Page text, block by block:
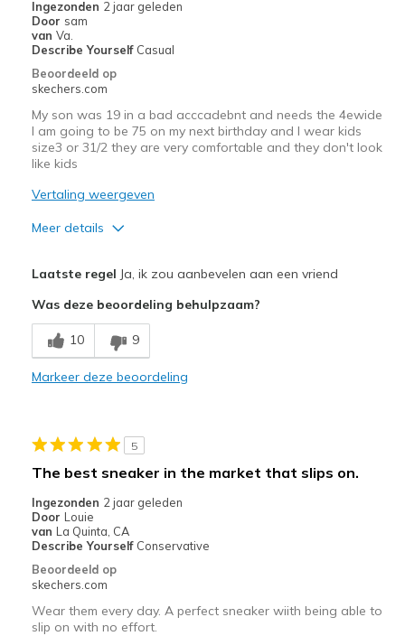
Ingezonden 2 jaar geleden
Door sam
van Va.
Describe Yourself Casual
Beoordeeld op
skechers.com
My son was 19 in a bad acccadebnt and needs the 4ewide
I am going to be 75 on my next birthday and I wear kids
size3 or 31/2 they are very comfortable and they don't look
like kids
Vertaling weergeven
Meer details
Durable
Stylish
View On Shoes
Shoes are for Wearing
Laatste regel Ja, ik zou aanbevelen aan een vriend
Was deze beoordeling behulpzaam?
10 9
Markeer deze beoordeling
5
The best sneaker in the market that slips on.
Ingezonden 2 jaar geleden
Door Louie
van La Quinta, CA
Describe Yourself Conservative
Beoordeeld op
skechers.com
Wear them every day. A perfect sneaker wiith being able to
slip on with no effort.